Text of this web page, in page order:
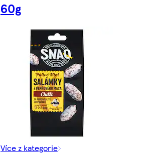
60g
Více z kategorie